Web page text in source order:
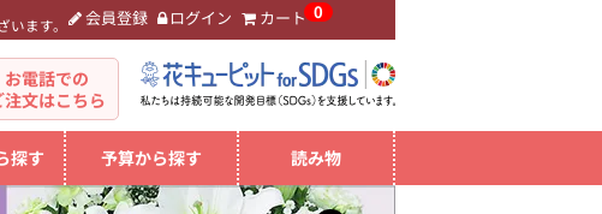
ます。 会員登録 ログイン カート 0
お電話での
注文はこちら
探す 予算から探す 読み物